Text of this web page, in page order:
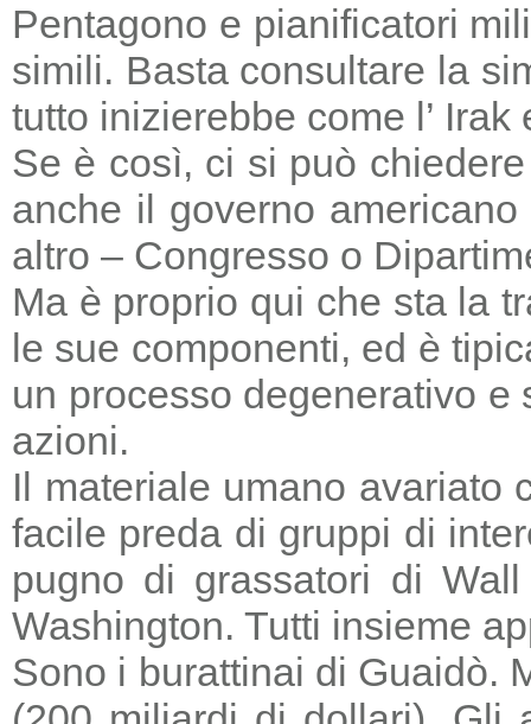
Pentagono e pianificatori
simili. Basta consultare la
tutto inizierebbe come l’
Se è così, ci si può
anche il governo
altro – Congresso o
Ma è proprio qui che sta la
le sue componenti, ed è
un processo degenerativo
azioni.
Il materiale umano avariato
facile preda di gruppi di
pugno di grassatori di
Washington. Tutti insieme
Sono i burattinai di Guaidò.